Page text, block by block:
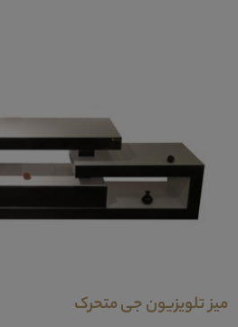
میز تلویزیون جی متحرک